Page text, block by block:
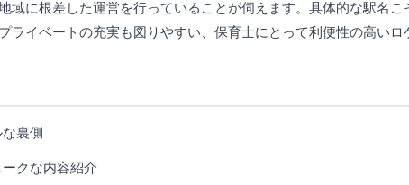
域に根差した運営を行っていることが伺えます。具体的な駅名
ライベートの充実も図りやすい、保育士にとって利便性の高いロ
裏側
クな内容紹介